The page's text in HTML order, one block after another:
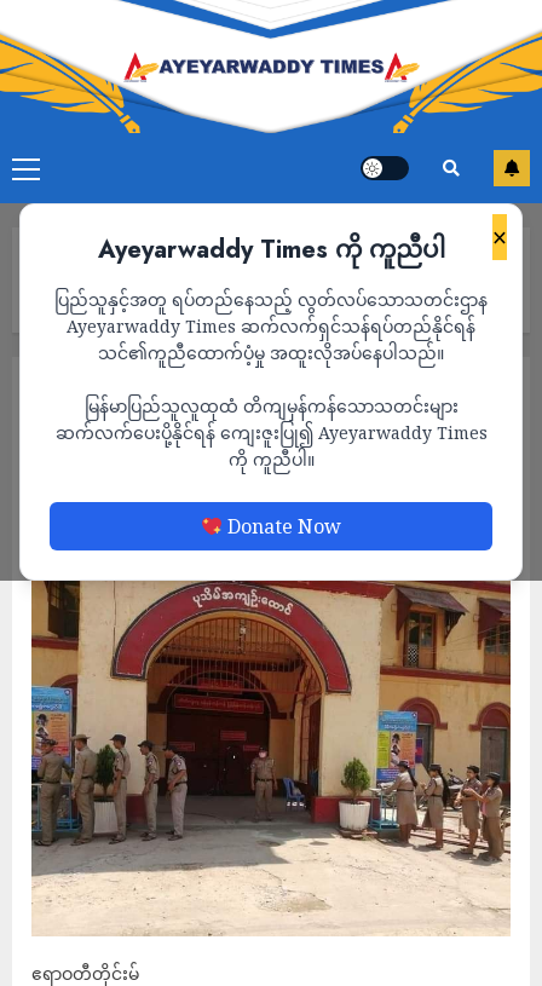
×
Ayeyarwaddy Times ကို ကူညီပါ
ပြည်သူနှင့်အတူ ရပ်တည်နေသည့် လွတ်လပ်သောသတင်းဌာန
Ayeyarwaddy Times ဆက်လက်ရှင်သန်ရပ်တည်နိုင်ရန်
သင်၏ကူညီထောက်ပံ့မှု အထူးလိုအပ်နေပါသည်။
မြန်မာပြည်သူလူထုထံ တိကျမှန်ကန်သောသတင်းများ
ဆက်လက်ပေးပို့နိုင်ရန် ကျေးဇူးပြု၍ Ayeyarwaddy Times
ကို ကူညီပါ။
Donate Now
ထောင်၀င်စာပြန်ပို့ခွင့်ရ
သတင်း
ပုသိမ်အကျဥ်းထောင်မှာ ကန့်သတ်ချက်များ
စစ်ဆေးမှုများ​စွာနဲ့ ထောင်၀င်စာပြန်ပို့ခွင့်ရ
ADMIN
ဧရာဝတီတိုင်းမ်